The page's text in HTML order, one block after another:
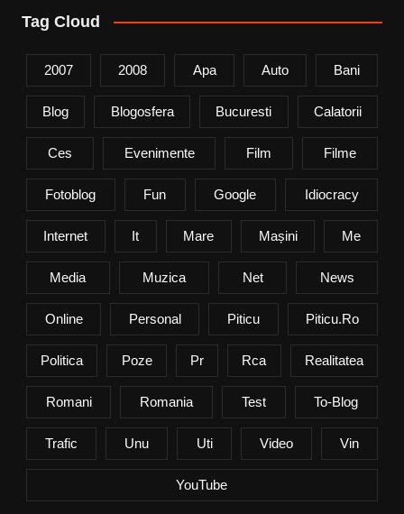
Tag Cloud
2007 2008 Apa Auto Bani
Blog Blogosfera Bucuresti Calatorii
Ces Evenimente Film Filme
Fotoblog Fun Google Idiocracy
Internet It Mare Mașini Me
Media Muzica Net News
Online Personal Piticu Piticu.ro
Politica Poze Pr Rca Realitatea
Romani Romania Test To-Blog
Trafic Unu Uti Video Vin
YouTube